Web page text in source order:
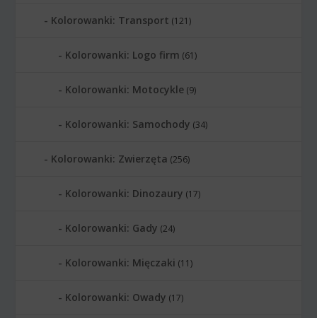
Kolorowanki: Transport (121)
Kolorowanki: Logo firm (61)
Kolorowanki: Motocykle (9)
Kolorowanki: Samochody (34)
Kolorowanki: Zwierzęta (256)
Kolorowanki: Dinozaury (17)
Kolorowanki: Gady (24)
Kolorowanki: Mięczaki (11)
Kolorowanki: Owady (17)